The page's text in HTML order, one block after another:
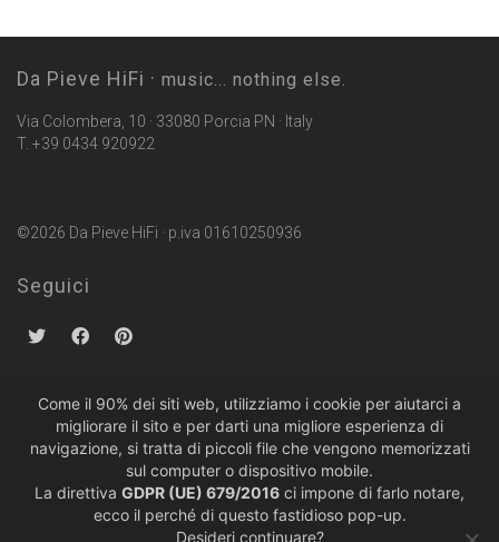
Da Pieve HiFi · music... nothing else.
Via Colombera, 10 · 33080 Porcia PN · Italy
T. +39 0434 920922
©2026 Da Pieve HiFi · p.iva 01610250936
Seguici
Politiche sulla Privacy· Condizioni di Vendita
Come il 90% dei siti web, utilizziamo i cookie per aiutarci a
migliorare il sito e per darti una migliore esperienza di
navigazione, si tratta di piccoli file che vengono memorizzati
sul computer o dispositivo mobile.
La direttiva GDPR (UE) 679/2016 ci impone di farlo notare,
ecco il perché di questo fastidioso pop-up.
Desideri continuare?